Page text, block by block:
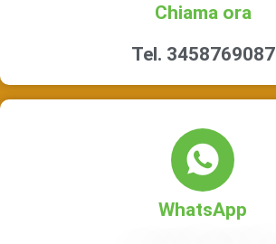
Chiama ora
Tel. 3458769087
WhatsApp